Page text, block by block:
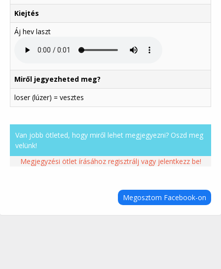
Kiejtés
Áj hev laszt
Miről jegyezheted meg?
loser (lúzer) = vesztes
Van jobb ötleted, hogy miről lehet megjegyezni? Oszd meg
velünk!
Megjegyzési ötlet írásához regisztrálj vagy jelentkezz be!
Megosztom Facebook-on